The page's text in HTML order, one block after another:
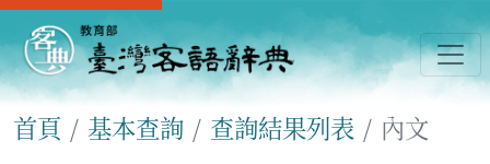
首頁 基本查詢 查詢結果列表 內文